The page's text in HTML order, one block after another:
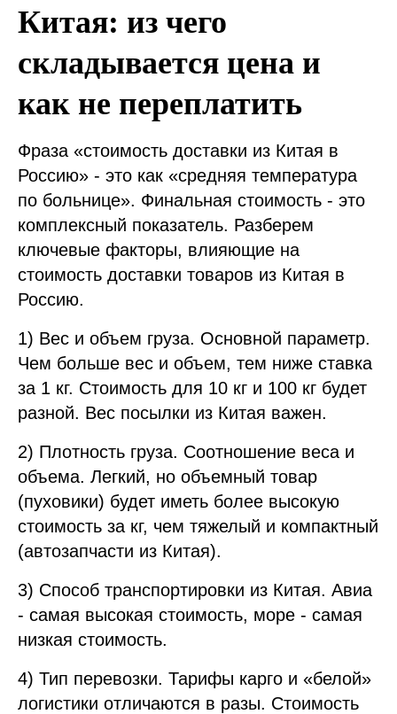
Китая: из чего
складывается цена и
как не переплатить
Фраза «стоимость доставки из Китая в
Россию» - это как «средняя температура
по больнице». Финальная стоимость - это
комплексный показатель. Разберем
ключевые факторы, влияющие на
стоимость доставки товаров из Китая в
Россию.
1) Вес и объем груза. Основной параметр.
Чем больше вес и объем, тем ниже ставка
за 1 кг. Стоимость для 10 кг и 100 кг будет
разной. Вес посылки из Китая важен.
2) Плотность груза. Соотношение веса и
объема. Легкий, но объемный товар
(пуховики) будет иметь более высокую
стоимость за кг, чем тяжелый и компактный
(автозапчасти из Китая).
3) Способ транспортировки из Китая. Авиа
- самая высокая стоимость, море - самая
низкая стоимость.
4) Тип перевозки. Тарифы карго и «белой»
логистики отличаются в разы. Стоимость